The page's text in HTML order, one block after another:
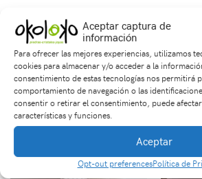
Aceptar captura de
información
Para ofrecer las mejores experiencias, utilizamos
cookies para almacenar y/o acceder a la
consentimiento de estas tecnologías nos permitirá
comportamiento de navegación o las
consentir o retirar el consentimiento, puede
características y funciones.
Aceptar
Opt-out preferencesPolítica de
Productos